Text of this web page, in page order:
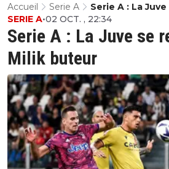
Accueil Serie A
Serie A : La
Buteur
Serie A : La Juve se
Milik buteur
SERIE A•02 OCT. , 22:34